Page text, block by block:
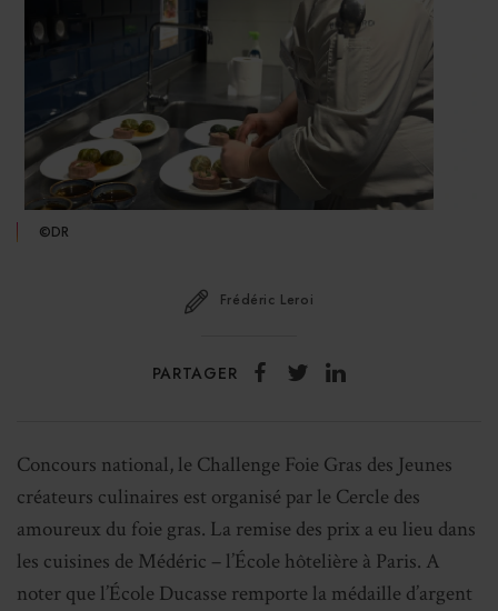
©DR
Frédéric Leroi
PARTAGER
Concours national, le Challenge Foie Gras des Jeunes
créateurs culinaires est organisé par le Cercle des
amoureux du foie gras. La remise des prix a eu lieu dans
les cuisines de Médéric – l’École hôtelière à Paris. A
noter que l’École Ducasse remporte la médaille d’argent